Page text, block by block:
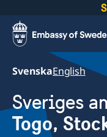
SvenskaEnglish
Sveriges
Togo,